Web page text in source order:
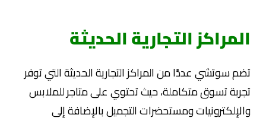
المراكز التجارية الحديثة
تضم سوتشي عددًا من المراكز التجارية الحديثة التي توفر
تجربة تسوق متكاملة، حيث تحتوي على متاجر للملابس
والإلكترونيات ومستحضرات التجميل بالإضافة إلى